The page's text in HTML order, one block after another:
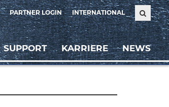
PARTNER LOGIN INTERNATIONAL
SUPPORT KARRIERE NEWS